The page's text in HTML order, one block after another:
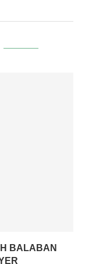
BALABAN